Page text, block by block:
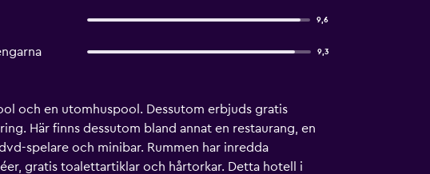
9,6
9,3
och en utomhuspool. Dessutom erbjuds gratis
Här finns dessutom bland annat en restaurang, en
spelare och minibar. Rummen har inredda
gratis toalettartiklar och hårtorkar. Detta hotell i